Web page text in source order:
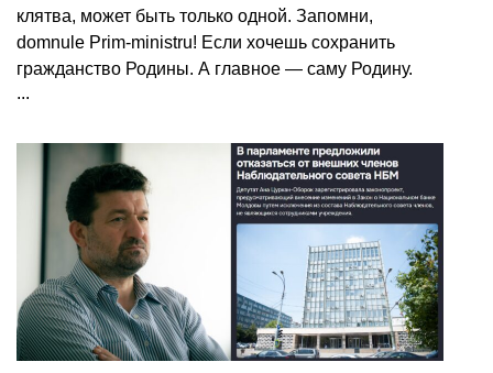
клятва, может быть только одной. Запомни,
domnule Prim-ministru! Если хочешь сохранить
гражданство Родины. А главное — саму Родину.
...